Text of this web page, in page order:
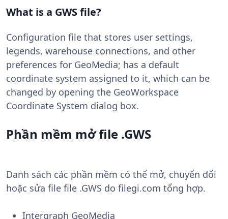
What is a GWS file?
Configuration file that stores user settings,
legends, warehouse connections, and other
preferences for GeoMedia; has a default
coordinate system assigned to it, which can be
changed by opening the GeoWorkspace
Coordinate System dialog box.
Phần mềm mở file .GWS
Danh sách các phần mềm có thể mở, chuyển đổi
hoặc sửa file file .GWS do filegi.com tổng hợp.
Intergraph GeoMedia